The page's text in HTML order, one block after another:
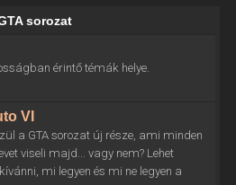
sorozat
érintő témák helye.
VI
a GTA sorozat új része, ami minden
viseli majd... vagy nem? Lehet
mi legyen és mi ne legyen a